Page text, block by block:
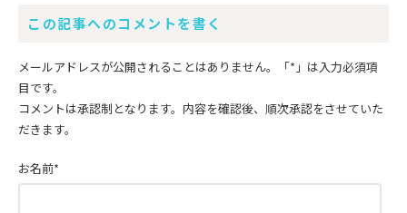
この記事へのコメントを書く
メールアドレスが公開されることはありません。 「*」 は入力必須項
目です。
コメントは承認制となります。内容を確認後、順次承認をさせていた
だきます。
お名前*